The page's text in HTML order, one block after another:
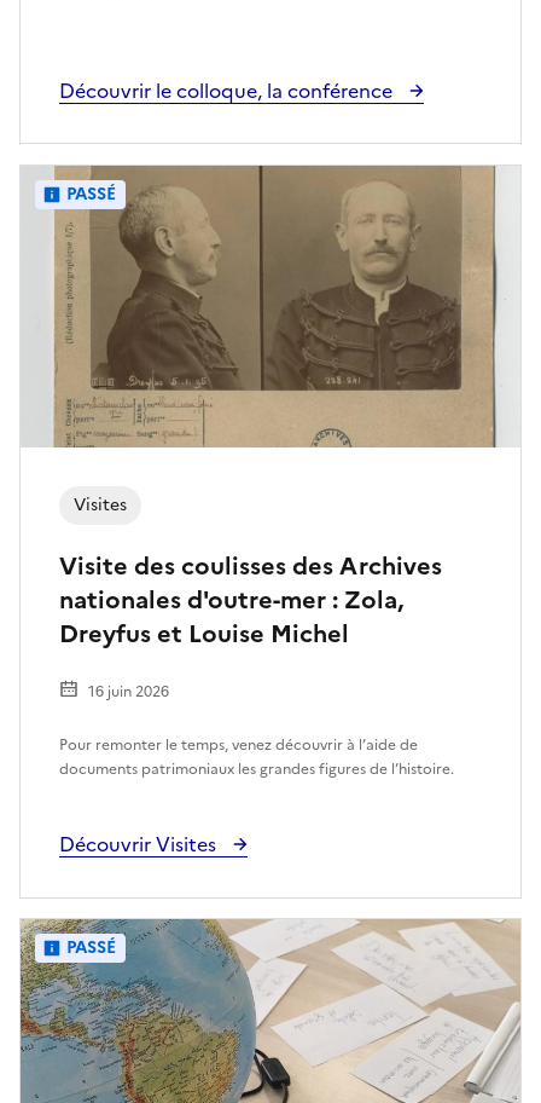
Découvrir le colloque, la conférence
Visite des coulisses des Archives
nationales d'outre-mer : Zola,
Dreyfus et Louise Michel
Visites
16 juin 2026
Pour remonter le temps, venez découvrir à l’aide de
documents patrimoniaux les grandes figures de l’histoire.
Découvrir Visites
PASSÉ
PASSÉ